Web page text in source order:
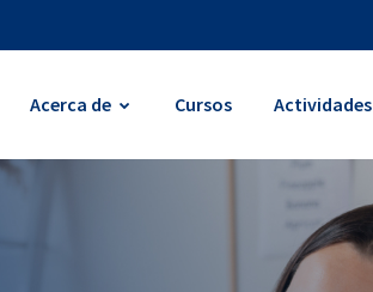
Acerca de Cursos Actividades